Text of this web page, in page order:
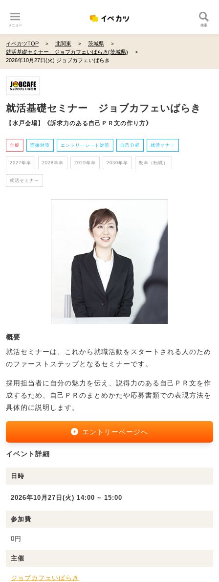
メニュー 検索
イベカツTOP 北関東
茨城県
就活基礎セミナー ジョブカフェいばらき(茨城県)
2026年10月27日(火) ジョブカフェいばらき
就活基礎セミナー ジョブカフェいばらき
【水戸会場】《訴求力のある自己ＰＲ文の作り方》
全般 面接対策 エントリーシート対策 自己分析 就活マナー
2027年卒 2028年卒 2029年卒 2030年卒 既卒（転職）
就活セミナー
概要
就活セミナーは、これから就職活動をスタートされる人のため
のファーストステップとなるセミナーです。
採用担当者に自分の魅力を伝え、説得力のある自己ＰＲ文を作
成するため、自己ＰＲのまとめかたや応募書類での表現方法を
具体的に説明します。
エントリーページへ
イベント詳細
日時
2026年10月27日(火) 14:00 ~ 15:00
参加費
0円
主催
ジョブカフェいばらき